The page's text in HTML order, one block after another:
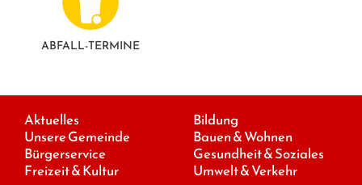
ABFALL-TERMINE
Aktuelles
Unsere Gemeinde
Bürgerservice
Freizeit & Kultur
Bildung
Bauen & Wohnen
Gesundheit & Soziales
Umwelt & Verkehr